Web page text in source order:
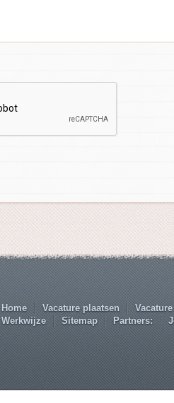
Home Vacature plaatsen
Werkwijze
Sitemap Partners: